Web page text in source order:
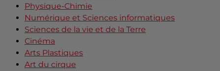
Physique-Chimie
Numérique et Sciences informatiques
Sciences de la vie et de la Terre
Cinéma
Arts Plastiques
Art du cirque